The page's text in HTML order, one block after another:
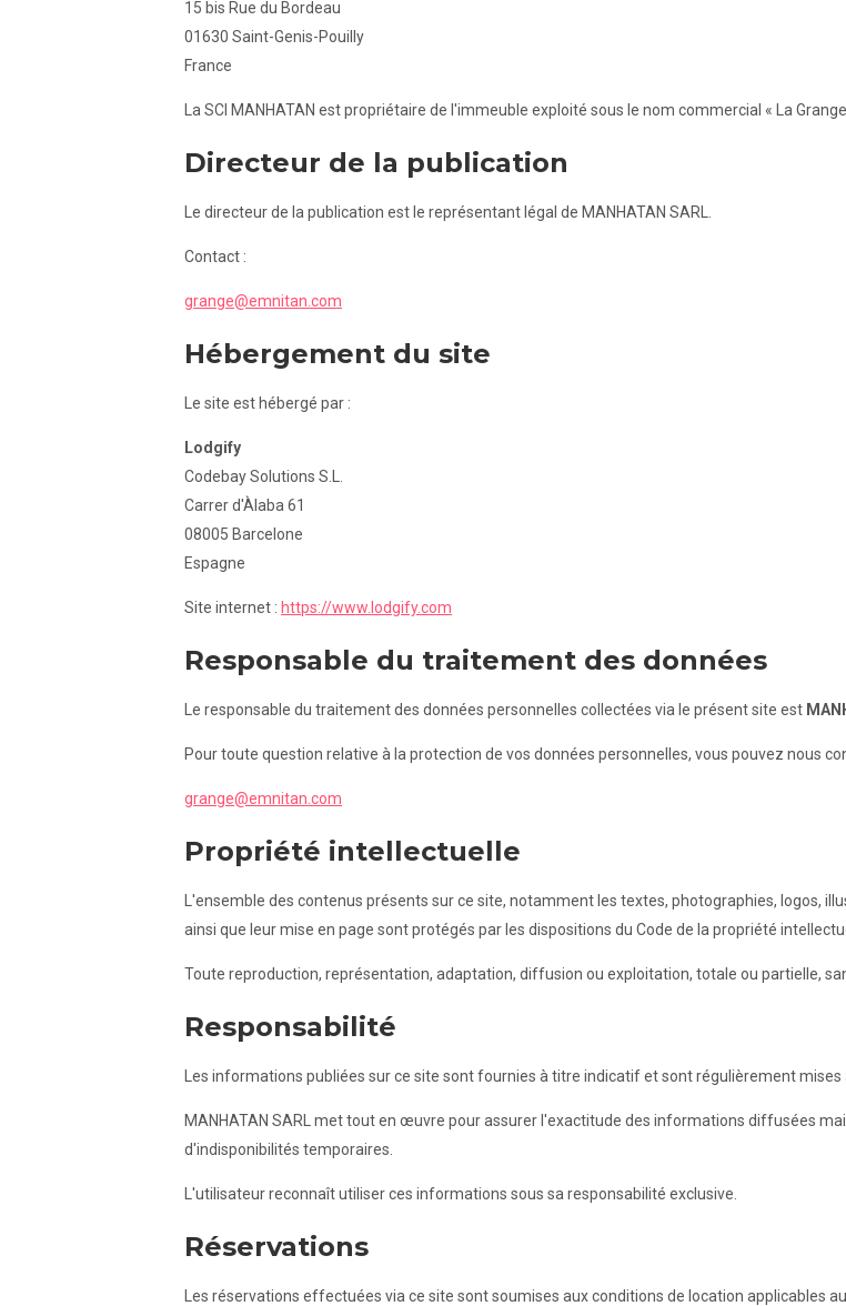
15 bis Rue du Bordeau
01630 Saint-Genis-Pouilly
France
La SCI MANHATAN est propriétaire de l'immeuble exploité sous le nom commercial « La
Directeur de la publication
Le directeur de la publication est le représentant légal de MANHATAN SARL.
Contact :
grange@emnitan.com
Hébergement du site
Le site est hébergé par :
Lodgify
Codebay Solutions S.L.
Carrer d'Àlaba 61
08005 Barcelone
Espagne
Site internet : https://www.lodgify.com
Responsable du traitement des données
Le responsable du traitement des données personnelles collectées via le présent site est
Pour toute question relative à la protection de vos données personnelles, vous pouvez nous
grange@emnitan.com
Propriété intellectuelle
L'ensemble des contenus présents sur ce site, notamment les textes, photographies, logos,
ainsi que leur mise en page sont protégés par les dispositions du Code de la propriété
Toute reproduction, représentation, adaptation, diffusion ou exploitation, totale ou partielle,
Responsabilité
Les informations publiées sur ce site sont fournies à titre indicatif et sont régulièrement mises
MANHATAN SARL met tout en œuvre pour assurer l'exactitude des informations diffusées
d'indisponibilités temporaires.
L'utilisateur reconnaît utiliser ces informations sous sa responsabilité exclusive.
Réservations
Les réservations effectuées via ce site sont soumises aux conditions de location applicables